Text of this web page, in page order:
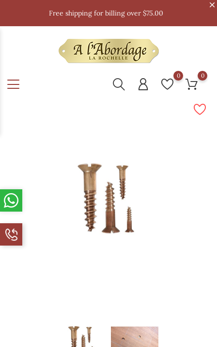
Free shipping for billing over $75.00
0 0